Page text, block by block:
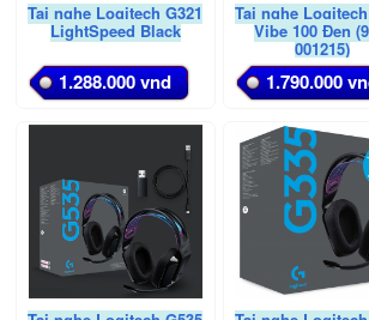
Tai nghe Logitech G321
LightSpeed Black
1.288.000 vnd
Tai nghe
Vibe 100 Đen
001215)
1.790.000